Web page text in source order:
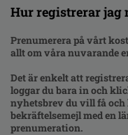
Hur registrerar jag
Prenumerera på vårt
allt om våra nuvarande
Det är enkelt att
loggar du bara in och
nyhetsbrev du vill få och
bekräftelsemejl med en
prenumeration.